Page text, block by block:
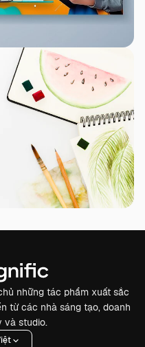
những tác phẩm xuất sắc
từ các nhà sáng tạo, doanh
và studio.